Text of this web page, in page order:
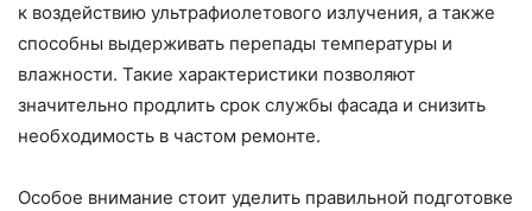
к воздействию ультрафиолетового излучения, а также
способны выдерживать перепады температуры и
влажности. Такие характеристики позволяют
значительно продлить срок службы фасада и снизить
необходимость в частом ремонте.
Особое внимание стоит уделить правильной подготовке